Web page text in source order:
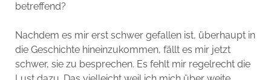
betreffend?
Nachdem es mir erst schwer gefallen ist, überhaupt in
die Geschichte hineinzukommen, fällt es mir jetzt
schwer, sie zu besprechen. Es fehlt mir regelrecht die